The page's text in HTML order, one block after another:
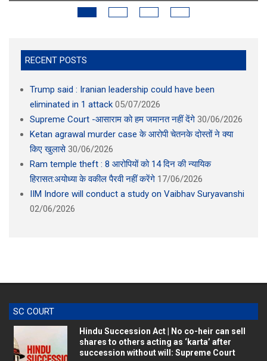
eliminated in 1 attack 05/07/2026
Supreme Court -आसाराम को हम जमानत नहीं देंगे
Ketan agrawal murder case के आरोपी चेतनके दोस्तों ने क्या
किए खुलासे 30/06/2026
Ram temple theft : 8 आरोपियों को 14 दिन की न्यायिक
हिरासत:अयोध्या के वकील पैरवी नहीं करेंगे 17/06/2026
IIM Indore will conduct a study on Vaibhav Suryavanshi
02/06/2026
shares to others acting as ‘karta’ after
succession without will: Supreme Court
News Media Today 02/06/2026